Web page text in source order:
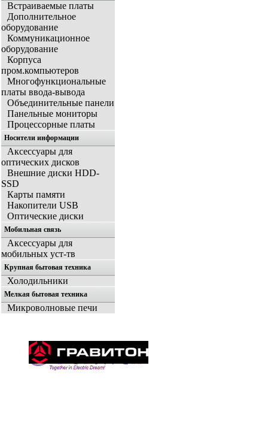
Встраиваемые платы
Дополнительное
оборудование
Коммуникационное
оборудование
Корпуса
пром.компьютеров
Многофункциональные
платы ввода-вывода
Объединительные панели
Панельные мониторы
Процессорные платы
Носители информации
Аксессуары для
оптических дисков
Внешние диски HDD-
SSD
Карты памяти
Накопители USB
Оптические диски
Мобильная связь
Аксессуары для
мобильных уст-тв
Крупная бытовая техника
Холодильники
Мелкая бытовая техника
Микроволновые печи